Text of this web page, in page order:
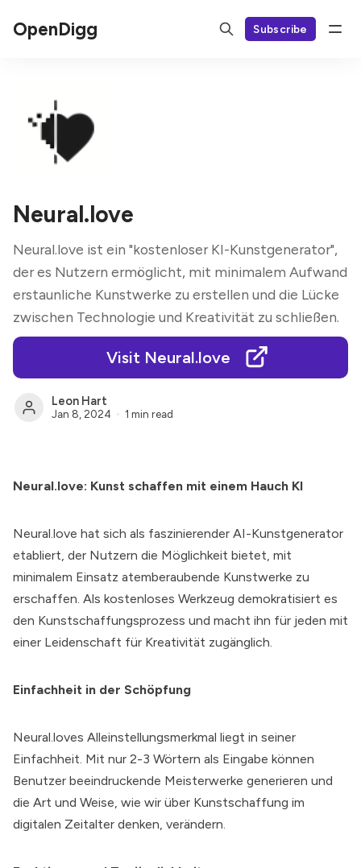
OpenDigg Subscribe
Neural.love
Neural.love ist ein "kostenloser KI-Kunstgenerator",
der es Nutzern ermöglicht, mit minimalem Aufwand
erstaunliche Kunstwerke zu erstellen und die Lücke
zwischen Technologie und Kreativität zu schließen.
Visit Neural.love
Leon Hart
Jan 8, 2024 1 min read
Neural.love: Kunst schaffen mit einem Hauch KI
Neural.love hat sich als faszinierender AI-Kunstgenerator
etabliert, der Nutzern die Möglichkeit bietet, mit
minimalem Einsatz atemberaubende Kunstwerke zu
erschaffen. Als kostenloses Werkzeug demokratisiert es
den Kunstschaffungsprozess und macht ihn für jeden mit
einer Leidenschaft für Kreativität zugänglich.
Einfachheit in der Schöpfung
Neural.loves Alleinstellungsmerkmal liegt in seiner
Einfachheit. Mit nur 2-3 Wörtern als Eingabe können
Benutzer beeindruckende Meisterwerke generieren und
die Art und Weise, wie wir über Kunstschaffung im
digitalen Zeitalter denken, verändern.